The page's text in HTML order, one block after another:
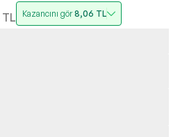
TL Kazancını gör8,06 TL